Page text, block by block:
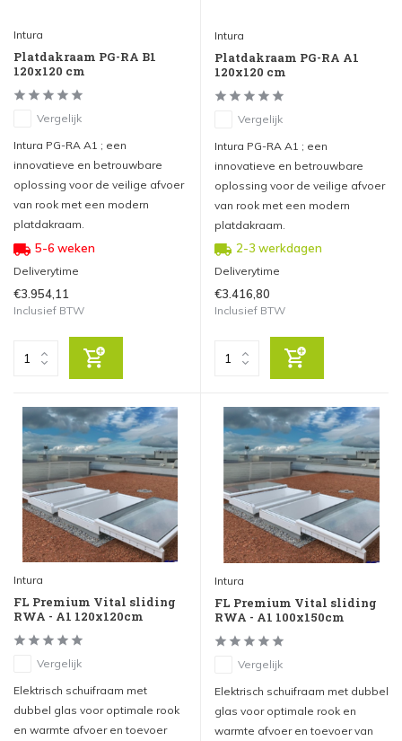
Intura
Platdakraam PG-RA B1
120x120 cm
Vergelijk
Intura PG-RA A1 ; een
innovatieve en betrouwbare
oplossing voor de veilige afvoer
van rook met een modern
platdakraam.
5-6 weken
Deliverytime
€3.954,11
Inclusief BTW
Intura
Platdakraam PG-RA A1
120x120 cm
Vergelijk
Intura PG-RA A1 ; een
innovatieve en betrouwbare
oplossing voor de veilige afvoer
van rook met een modern
platdakraam.
2-3 werkdagen
Deliverytime
€3.416,80
Inclusief BTW
Intura
FL Premium Vital sliding
RWA - A1 120x120cm
Vergelijk
Elektrisch schuifraam met
dubbel glas voor optimale rook
en warmte afvoer en toevoer
Intura
FL Premium Vital sliding
RWA - A1 100x150cm
Vergelijk
Elektrisch schuifraam met dubbel
glas voor optimale rook en
warmte afvoer en toevoer van